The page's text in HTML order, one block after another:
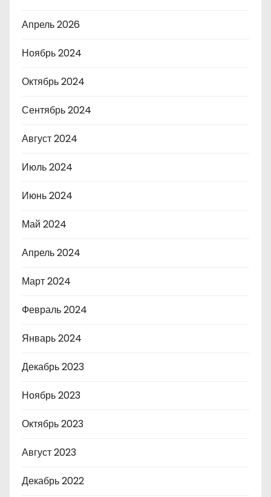
Апрель 2026
Ноябрь 2024
Октябрь 2024
Сентябрь 2024
Август 2024
Июль 2024
Июнь 2024
Май 2024
Апрель 2024
Март 2024
Февраль 2024
Январь 2024
Декабрь 2023
Ноябрь 2023
Октябрь 2023
Август 2023
Декабрь 2022